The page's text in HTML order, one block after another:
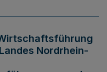
Nordrhein-